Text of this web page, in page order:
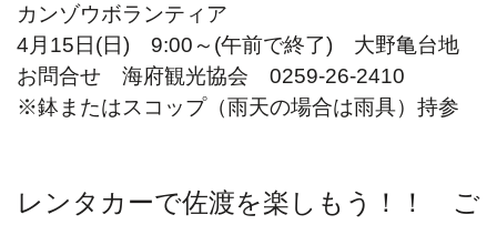
カンゾウボランティア
4月15日(日) 9:00～(午前で終了) 大野亀台地
お問合せ 海府観光協会 0259-26-2410
※鉢またはスコップ（雨天の場合は雨具）持参
レンタカーで佐渡を楽しもう！！ ご